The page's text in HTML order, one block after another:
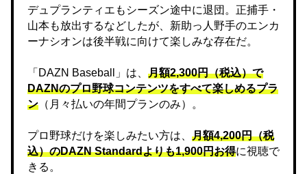
デュプランティエもシーズン途中に退団。正捕手・
山本も放出するなどしたが、新助っ人野手のエンカ
ーナシオンは後半戦に向けて楽しみな存在だ。
「DAZN Baseball」は、 月額2,300円（税込）で
DAZNのプロ野球コンテンツをすべて楽しめるプラ
ン （月々払いの年間プランのみ）。
プロ野球だけを楽しみたい方は、 月額4,200円（税
込）のDAZN Standard​よりも1,900円お得に視聴で
きる。